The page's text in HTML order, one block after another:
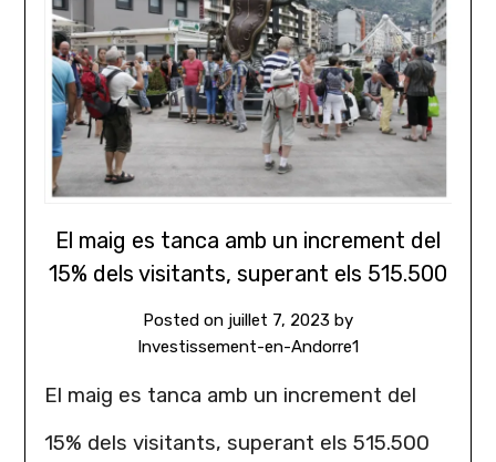
El maig es tanca amb un increment del
15% dels visitants, superant els 515.500
Posted on juillet 7, 2023 by
Investissement-en-Andorre1
El maig es tanca amb un increment del
15% dels visitants, superant els 515.500